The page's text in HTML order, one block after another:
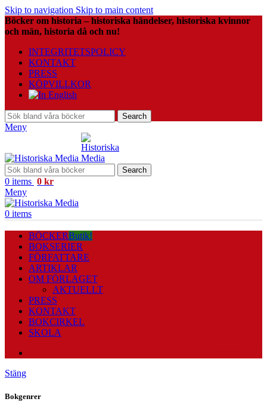
Skip to navigation Skip to main content
Böcker om historia – historiska händelser, historiska kvinnor
och män, historia då och nu!
INTEGRITETSPOLICY
KONTAKT
PRESS
KÖPVILLKOR
Search
Meny
Search
0 items 0 kr
Meny
0 items
BÖCKERButik!
BOKSERIER
FÖRFATTARE
ARTIKLAR
OM FÖRLAGET
AKTUELLT
PRESS
KONTAKT
BOKCIRKEL
SKOLA
Stäng
Bokgenrer